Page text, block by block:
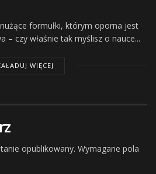
powtórzono w nich dane,
co pozwala na szybkie
kartek.
niezmienionej formie. To
formułki, którym oporna jest
– czy właśnie tak myślisz o nauce...
WIĘCEJ
opublikowany. Wymagane pola